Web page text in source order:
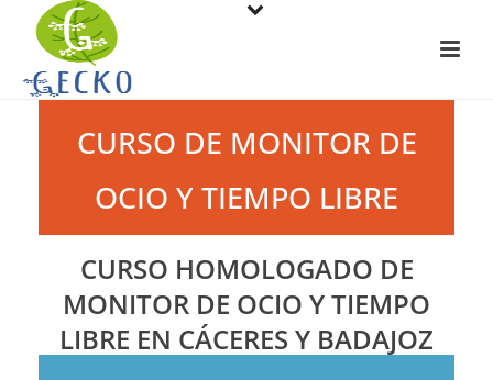
CURSO DE MONITOR DE
OCIO Y TIEMPO LIBRE
CURSO HOMOLOGADO DE
MONITOR DE OCIO Y TIEMPO
LIBRE EN CÁCERES Y BADAJOZ